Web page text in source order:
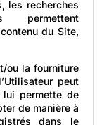
les recherches
permettent
du Site,
ou la fourniture
peut
lui permette de
de manière à
dans le